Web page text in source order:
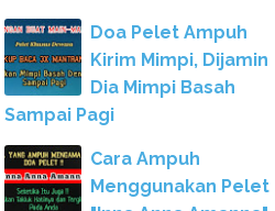
Doa Pelet Ampuh
Kirim Mimpi, Dijamin
Dia Mimpi Basah
Sampai Pagi
Cara Ampuh
Menggunakan Pelet